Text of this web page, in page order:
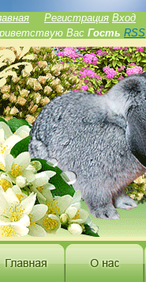
Регистрация Вход
Вас Гость RSS